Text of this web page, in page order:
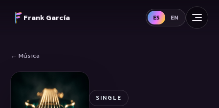
Frank García ES EN
← Música
SINGLE